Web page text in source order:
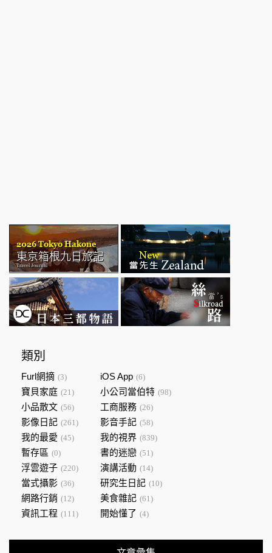
類別
Furl網摘 (3) iOS App (6)
寶貝家庭 (21) 小公司當伯特 (98)
小品散文 (56) 工商服務 (26)
影像日記 (261) 影音手記 (58)
我的最愛 (45) 我的視界 (839)
暫存區 (0) 書的迷戀 (51)
浮雲遊子 (220) 演講活動 (14)
當式攝影 (36) 研究生日記 (10)
網路行銷 (12) 美食雜記 (61)
資訊工程 (111) 開始懂了 (4)